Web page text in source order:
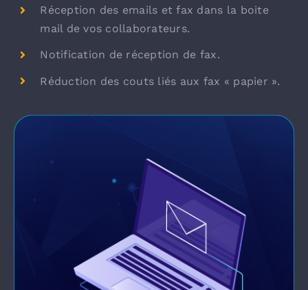
Réception des emails et fax dans la boite
mail de vos collaborateurs.
Notification de réception de fax.
Réduction des couts liés aux fax « papier ».